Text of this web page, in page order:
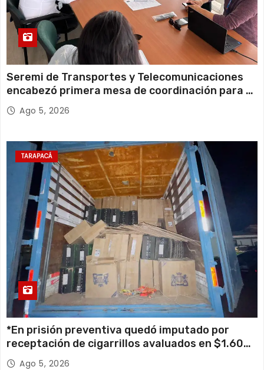
Seremi de Transportes y Telecomunicaciones
encabezó primera mesa de coordinación para el
retiro de cables en desuso en Iquique
Ago 5, 2026
TARAPACÁ
*En prisión preventiva quedó imputado por
receptación de cigarrillos avaluados en $1.600
millones*
Ago 5, 2026